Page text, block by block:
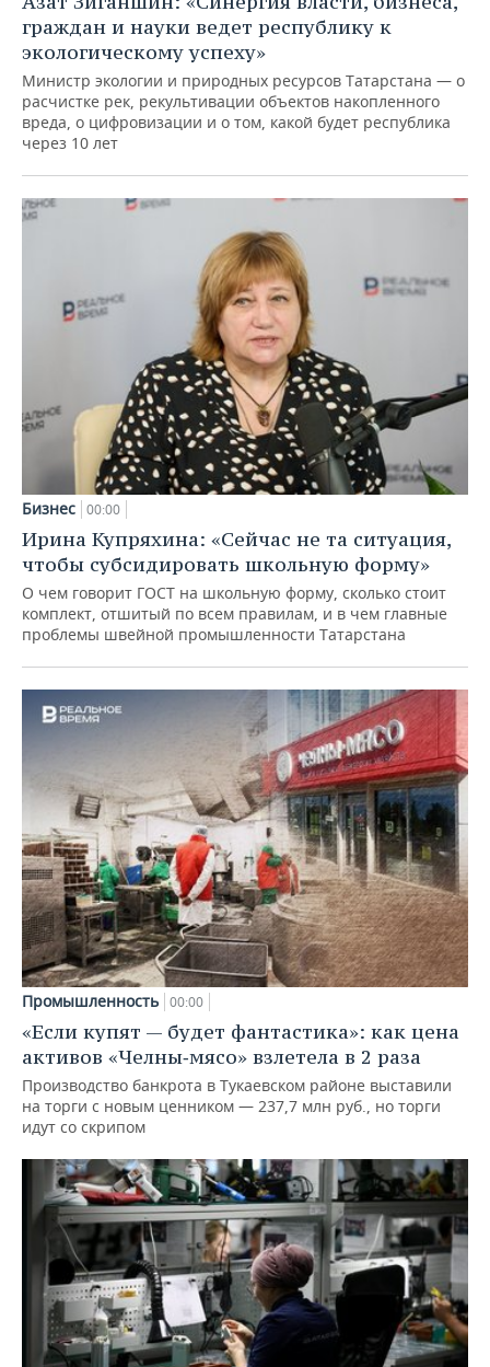
граждан и науки ведет республику к
экологическому успеху»
Министр экологии и природных ресурсов Татарстана — о
расчистке рек, рекультивации объектов накопленного
вреда, о цифровизации и о том, какой будет республика
через 10 лет
Бизнес 00:00
Ирина Купряхина: «Сейчас не та ситуация,
чтобы субсидировать школьную форму»
О чем говорит ГОСТ на школьную форму, сколько стоит
комплект, отшитый по всем правилам, и в чем главные
проблемы швейной промышленности Татарстана
Промышленность 00:00
«Если купят — будет фантастика»: как цена
активов «Челны‑мясо» взлетела в 2 раза
Производство банкрота в Тукаевском районе выставили
на торги с новым ценником — 237,7 млн руб., но торги
идут со скрипом